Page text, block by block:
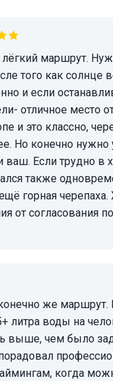
того как
и если
отличное место
и это классно,
Но конечно
ваш. Если трудно
также
горная
от согласования
литра воды на
выше, чем было
когда